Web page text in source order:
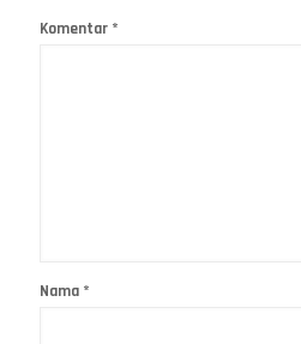
Komentar *
Nama *